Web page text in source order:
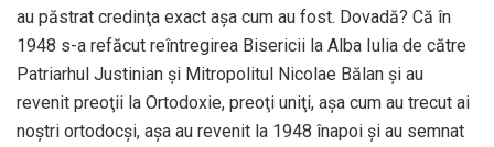
au păstrat credinţa exact aşa cum au fost. Dovadă? Că în
1948 s-a refăcut reîntregirea Bisericii la Alba Iulia de către
Patriarhul Justinian şi Mitropolitul Nicolae Bălan şi au
revenit preoţii la Ortodoxie, preoţi uniţi, aşa cum au trecut ai
noştri ortodocşi, aşa au revenit la 1948 înapoi şi au semnat